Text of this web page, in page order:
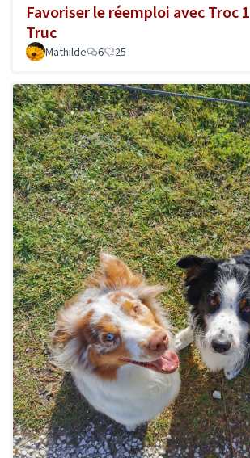
Favoriser le réemploi avec Troc 1
Truc
Mathilde 6 25